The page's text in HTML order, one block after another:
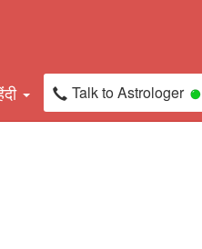
Talk to Astrologer